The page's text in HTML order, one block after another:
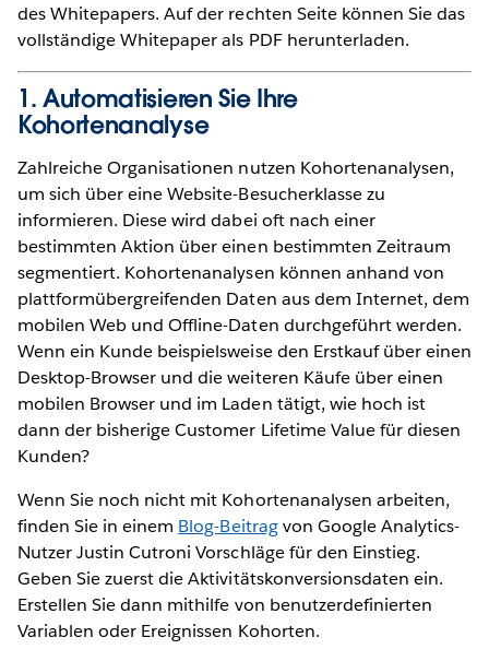
des Whitepapers. Auf der rechten Seite können Sie das
vollständige Whitepaper als PDF herunterladen.
1. Automatisieren Sie Ihre
Kohortenanalyse
Zahlreiche Organisationen nutzen Kohortenanalysen,
um sich über eine Website-Besucherklasse zu
informieren. Diese wird dabei oft nach einer
bestimmten Aktion über einen bestimmten Zeitraum
segmentiert. Kohortenanalysen können anhand von
plattformübergreifenden Daten aus dem Internet, dem
mobilen Web und Offline-Daten durchgeführt werden.
Wenn ein Kunde beispielsweise den Erstkauf über einen
Desktop-Browser und die weiteren Käufe über einen
mobilen Browser und im Laden tätigt, wie hoch ist
dann der bisherige Customer Lifetime Value für diesen
Kunden?
Wenn Sie noch nicht mit Kohortenanalysen arbeiten,
finden Sie in einem Blog-Beitragvon Google Analytics-
Nutzer Justin Cutroni Vorschläge für den Einstieg.
Geben Sie zuerst die Aktivitätskonversionsdaten ein.
Erstellen Sie dann mithilfe von benutzerdefinierten
Variablen oder Ereignissen Kohorten.